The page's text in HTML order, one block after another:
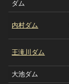
ダム
内村ダム
王滝川ダム
大池ダム